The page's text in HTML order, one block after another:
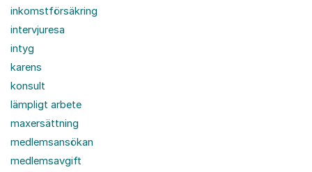
inkomstförsäkring
intervjuresa
intyg
karens
konsult
lämpligt arbete
maxersättning
medlemsansökan
medlemsavgift